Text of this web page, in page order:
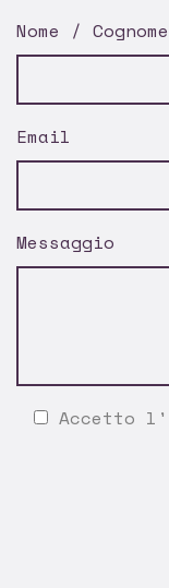
Nome / Cognome
Email
Messaggio
Accetto l'